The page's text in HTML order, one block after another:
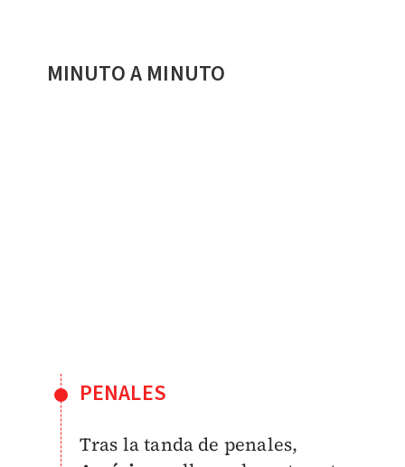
MINUTO A MINUTO
PENALES
Tras la tanda de penales,